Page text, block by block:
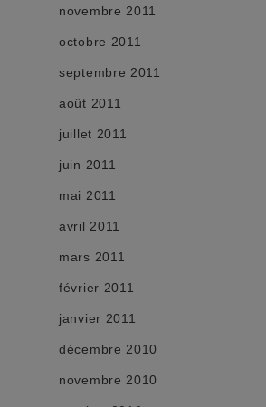
novembre 2011
octobre 2011
septembre 2011
août 2011
juillet 2011
juin 2011
mai 2011
avril 2011
mars 2011
février 2011
janvier 2011
décembre 2010
novembre 2010